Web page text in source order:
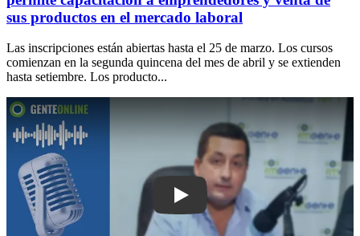
sus productos en el mercado laboral
Las inscripciones están abiertas hasta el 25 de marzo. Los cursos
comienzan en la segunda quincena del mes de abril y se extienden
hasta setiembre. Los producto...
Play: Diputado blanco apuntó contra